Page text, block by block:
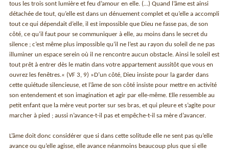
tous les trois sont lumière et feu d’amour en elle. (…) Quand l’âme est ainsi
détachée de tout, qu’elle est dans un dénuement complet et qu’elle a accompli
tout ce qui dépendait d’elle, il est impossible que Dieu ne fasse pas, de son
côté, ce qu’il faut pour se communiquer à elle, au moins dans le secret du
silence ; c’est même plus impossible qu’il ne l’est au rayon du soleil de ne pas
illuminer un espace serein où il ne rencontre aucun obstacle. Ainsi le soleil est
tout prêt à entrer dès le matin dans votre appartement aussitôt que vous en
ouvrez les fenêtres.« (VF 3, 9) »D’un côté, Dieu insiste pour la garder dans
cette quiétude silencieuse, et l’âme de son côté insiste pour mettre en activité
son entendement et son imagination et agir par elle-même. Elle ressemble au
petit enfant que la mère veut porter sur ses bras, et qui pleure et s’agite pour
marcher à pied ; aussi n’avance-t-il pas et empêche-t-il sa mère d’avancer.
L’âme doit donc considérer que si dans cette solitude elle ne sent pas qu’elle
avance ou qu’elle agisse, elle avance néanmoins beaucoup plus que si elle